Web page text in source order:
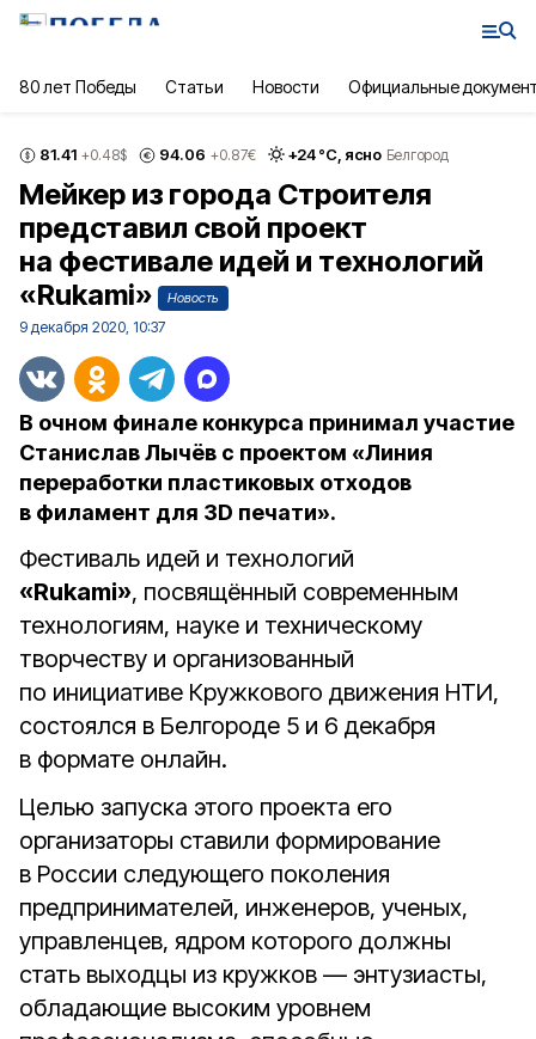
80 лет Победы Статьи Новости Официальные
81.41 +0.48$ 94.06 +0.87€ +24°С, ясно Белгород
Мейкер из города Строителя
представил свой проект
на фестивале идей и технологий
«Rukami»
Новость
9 декабря 2020, 10:37
В очном финале конкурса принимал участие
Станислав Лычёв с проектом «Линия
переработки пластиковых отходов
в филамент для 3D печати».
Фестиваль идей и технологий
«Rukami», посвящённый современным
технологиям, науке и техническому
творчеству и организованный
по инициативе Кружкового движения НТИ,
состоялся в Белгороде 5 и 6 декабря
в формате онлайн.
Целью запуска этого проекта его
организаторы ставили формирование
в России следующего поколения
предпринимателей, инженеров, ученых,
управленцев, ядром которого должны
стать выходцы из кружков — энтузиасты,
обладающие высоким уровнем